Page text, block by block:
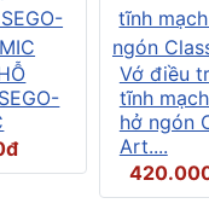
Vớ điều
tĩnh
hở ngón
Art....